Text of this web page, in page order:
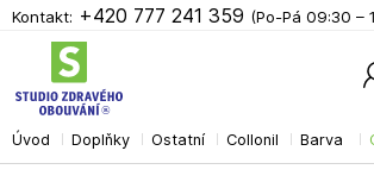
Úvod Doplňky Ostatní Collonil Barva
Kontakt: +420 777 241 359 (Po-Pá 09:30 –